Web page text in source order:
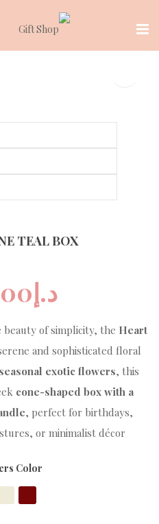
TEAL BOX
د.إ
of simplicity, the Heart
and sophisticated floral
exotic flowers, this
cone-shaped box with a
, perfect for birthdays,
or minimalist décor.
Color